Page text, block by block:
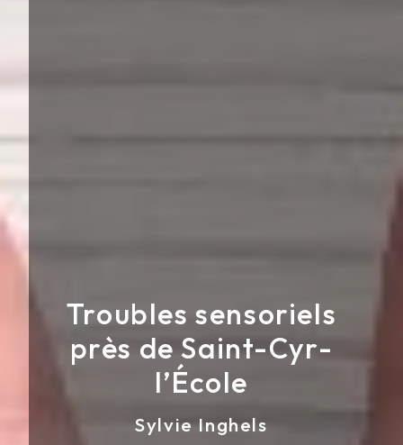
Troubles sensoriels
près de Saint-Cyr-
l’École
Sylvie Inghels